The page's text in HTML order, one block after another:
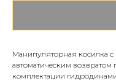
Манипуляторная косилка
автоматическим
комплектации